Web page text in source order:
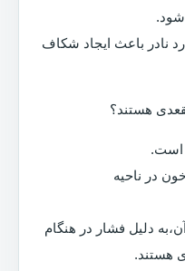
شود.
نادر باعث ایجاد شکاف
هستند؟
است.
در ناحیه
دلیل فشار در هنگام
هستند.